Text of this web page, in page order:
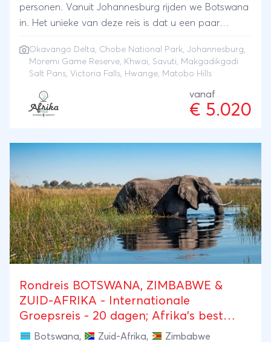
personen. Vanuit Johannesburg rijden we Botswana
in. Het unieke van deze reis is dat u een paar
logeert en per traditionele kano (mokoro) de Delta
ontdekt. Als u denkt alles te hebben
midden in de bush van Khwai en gaan we op safari
in Moremi Game Reserve en Savuti. De tent wordt
worden de maaltijden voor u bereid. Afhankelijk van
gevolgd. Val in slaap met het geluid van de hyena's,
het brullen van een leeuw, of het diepe geknor van
een half ondergedoken nijlpaard. Na dit avontuur
rijden we via Makgadikgadi Salt Pans en Chobe
naar het immense Victoria Falls en vervolgen we via
Hwange en Matobo Hills de reis weer terug naar
Okavango Delta, Chobe National Park, Johannesburg,
Moremi Game Reserve, Khwai, Savuti, Makgadikgadi
Salt Pans, Victoria Falls, Hwange, Matobo Hills
vanaf
€ 5.020
Rondreis BOTSWANA, ZIMBABWE &
ZUID-AFRIKA - Internationale
Groepsreis - 20 dagen; Afrika's best
bewaarde geheim
Botswana, Zuid-Afrika,
Zimbabwe